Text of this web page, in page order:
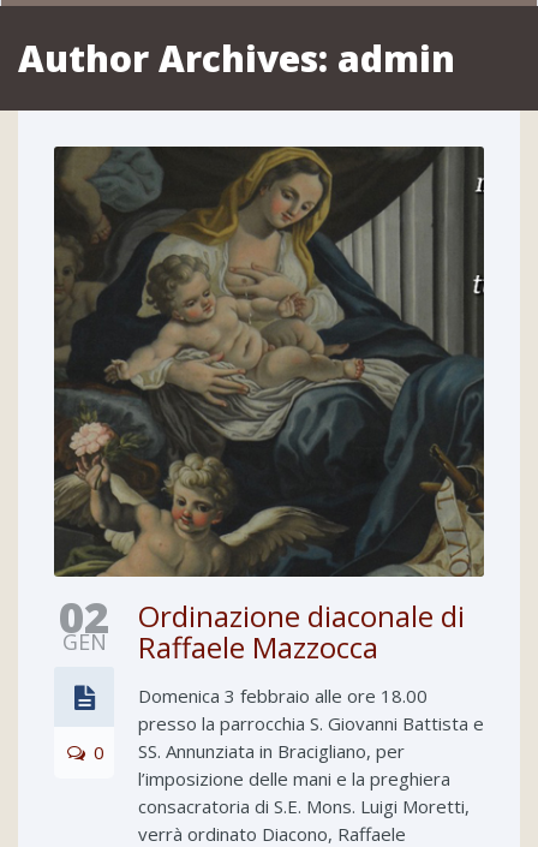
Author Archives: admin
02
GEN
0
Ordinazione diaconale di
Raffaele Mazzocca
Domenica 3 febbraio alle ore 18.00
presso la parrocchia S. Giovanni Battista e
SS. Annunziata in Bracigliano, per
l’imposizione delle mani e la preghiera
consacratoria di S.E. Mons. Luigi Moretti,
verrà ordinato Diacono, Raffaele